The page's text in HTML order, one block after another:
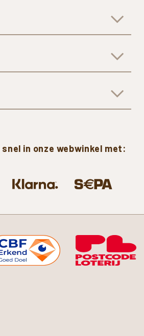
snel in onze webwinkel met: